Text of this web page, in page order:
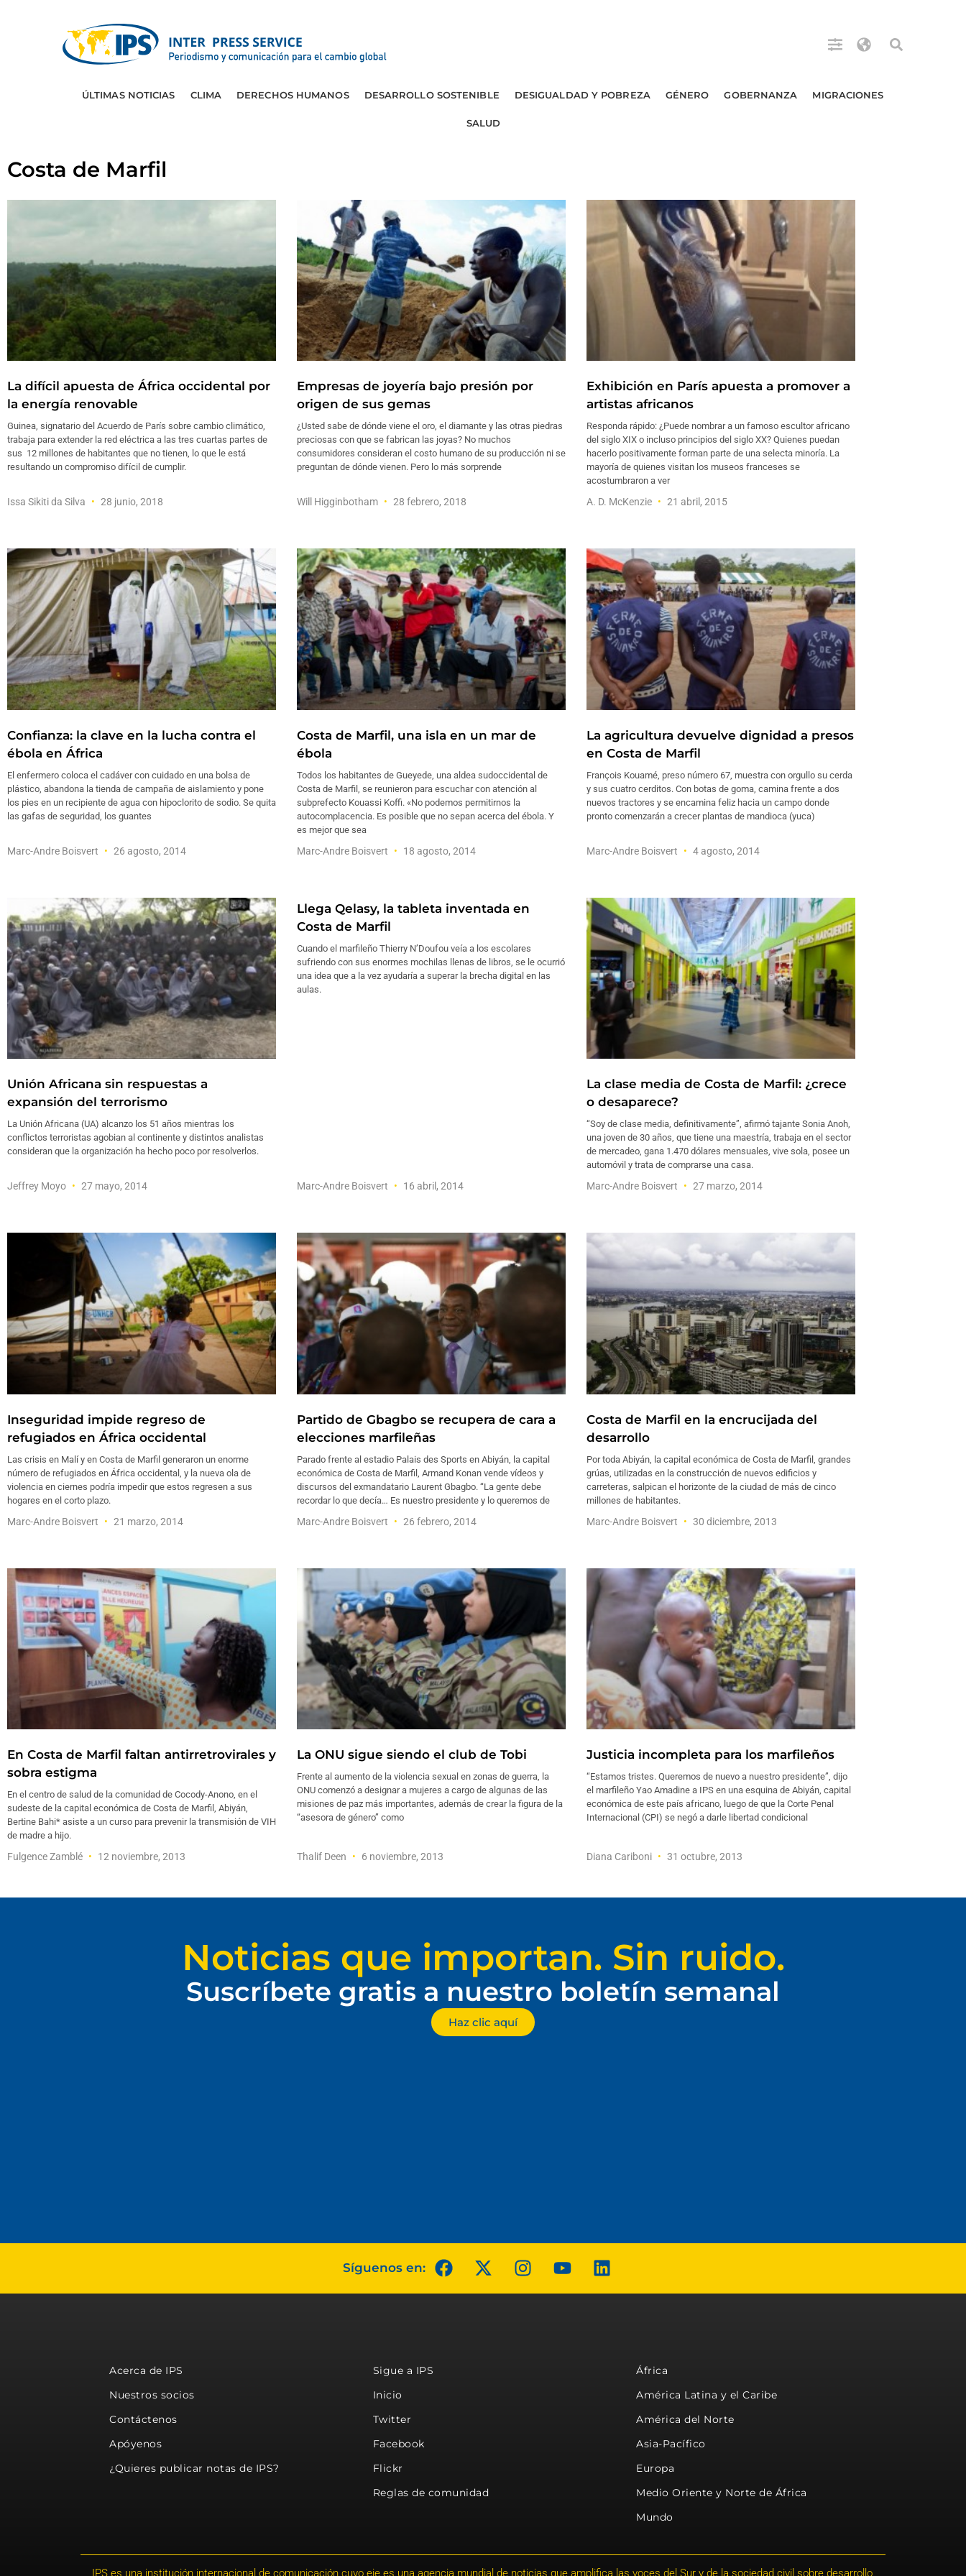
ÚLTIMAS NOTICIAS CLIMA DERECHOS HUMANOS DESARROLLO SOSTENIBLE DESIGUALDAD Y POBREZA GÉNERO GOBERNANZA MIGRACIONES
SALUD
Costa de Marfil
La difícil apuesta de África occidental por
la energía renovable
Guinea, signatario del Acuerdo de París sobre cambio climático,
trabaja para extender la red eléctrica a las tres cuartas partes de
sus 12 millones de habitantes que no tienen, lo que le está
resultando un compromiso difícil de cumplir.
Issa Sikiti da Silva 28 junio, 2018
Empresas de joyería bajo presión por
origen de sus gemas
¿Usted sabe de dónde viene el oro, el diamante y las otras piedras
preciosas con que se fabrican las joyas? No muchos
consumidores consideran el costo humano de su producción ni se
preguntan de dónde vienen. Pero lo más sorprende
Will Higginbotham 28 febrero, 2018
Exhibición en París apuesta a promover a
artistas africanos
Responda rápido: ¿Puede nombrar a un famoso escultor africano
del siglo XIX o incluso principios del siglo XX? Quienes puedan
hacerlo positivamente forman parte de una selecta minoría. La
mayoría de quienes visitan los museos franceses se
acostumbraron a ver
A. D. McKenzie 21 abril, 2015
Confianza: la clave en la lucha contra el
ébola en África
El enfermero coloca el cadáver con cuidado en una bolsa de
plástico, abandona la tienda de campaña de aislamiento y pone
los pies en un recipiente de agua con hipoclorito de sodio. Se quita
las gafas de seguridad, los guantes
Marc-Andre Boisvert 26 agosto, 2014
Costa de Marfil, una isla en un mar de
ébola
Todos los habitantes de Gueyede, una aldea sudoccidental de
Costa de Marfil, se reunieron para escuchar con atención al
subprefecto Kouassi Koffi. «No podemos permitirnos la
autocomplacencia. Es posible que no sepan acerca del ébola. Y
es mejor que sea
Marc-Andre Boisvert 18 agosto, 2014
La agricultura devuelve dignidad a presos
en Costa de Marfil
François Kouamé, preso número 67, muestra con orgullo su cerda
y sus cuatro cerditos. Con botas de goma, camina frente a dos
nuevos tractores y se encamina feliz hacia un campo donde
pronto comenzarán a crecer plantas de mandioca (yuca)
Marc-Andre Boisvert 4 agosto, 2014
Unión Africana sin respuestas a
expansión del terrorismo
La Unión Africana (UA) alcanzo los 51 años mientras los
conflictos terroristas agobian al continente y distintos analistas
consideran que la organización ha hecho poco por resolverlos.
Jeffrey Moyo 27 mayo, 2014
Llega Qelasy, la tableta inventada en
Costa de Marfil
Cuando el marfileño Thierry N’Doufou veía a los escolares
sufriendo con sus enormes mochilas llenas de libros, se le ocurrió
una idea que a la vez ayudaría a superar la brecha digital en las
aulas.
Marc-Andre Boisvert 16 abril, 2014
La clase media de Costa de Marfil: ¿crece
o desaparece?
“Soy de clase media, definitivamente”, afirmó tajante Sonia Anoh,
una joven de 30 años, que tiene una maestría, trabaja en el sector
de mercadeo, gana 1.470 dólares mensuales, vive sola, posee un
automóvil y trata de comprarse una casa.
Marc-Andre Boisvert 27 marzo, 2014
Inseguridad impide regreso de
refugiados en África occidental
Las crisis en Malí y en Costa de Marfil generaron un enorme
número de refugiados en África occidental, y la nueva ola de
violencia en ciernes podría impedir que estos regresen a sus
hogares en el corto plazo.
Marc-Andre Boisvert 21 marzo, 2014
Partido de Gbagbo se recupera de cara a
elecciones marfileñas
Parado frente al estadio Palais des Sports en Abiyán, la capital
económica de Costa de Marfil, Armand Konan vende vídeos y
discursos del exmandatario Laurent Gbagbo. “La gente debe
recordar lo que decía… Es nuestro presidente y lo queremos de
Marc-Andre Boisvert 26 febrero, 2014
Costa de Marfil en la encrucijada del
desarrollo
Por toda Abiyán, la capital económica de Costa de Marfil, grandes
grúas, utilizadas en la construcción de nuevos edificios y
carreteras, salpican el horizonte de la ciudad de más de cinco
millones de habitantes.
Marc-Andre Boisvert 30 diciembre, 2013
En Costa de Marfil faltan antirretrovirales y
sobra estigma
En el centro de salud de la comunidad de Cocody-Anono, en el
sudeste de la capital económica de Costa de Marfil, Abiyán,
Bertine Bahi* asiste a un curso para prevenir la transmisión de VIH
de madre a hijo.
Fulgence Zamblé 12 noviembre, 2013
La ONU sigue siendo el club de Tobi
Frente al aumento de la violencia sexual en zonas de guerra, la
ONU comenzó a designar a mujeres a cargo de algunas de las
misiones de paz más importantes, además de crear la figura de la
“asesora de género” como
Thalif Deen 6 noviembre, 2013
Justicia incompleta para los marfileños
“Estamos tristes. Queremos de nuevo a nuestro presidente”, dijo
el marfileño Yao Amadine a IPS en una esquina de Abiyán, capital
económica de este país africano, luego de que la Corte Penal
Internacional (CPI) se negó a darle libertad condicional
Diana Cariboni 31 octubre, 2013
Noticias que importan. Sin ruido.
Suscríbete gratis a nuestro boletín semanal
Haz clic aquí
Síguenos en:
Acerca de IPS
Nuestros socios
Contáctenos
Apóyenos
¿Quieres publicar notas de IPS?
Sigue a IPS
Inicio
Twitter
Facebook
Flickr
Reglas de comunidad
África
América Latina y el Caribe
América del Norte
Asia-Pacífico
Europa
Medio Oriente y Norte de África
Mundo
IPS es una institución internacional de comunicación cuyo eje es una agencia mundial de noticias que amplifica las voces del Sur y de la sociedad civil sobre desarrollo,